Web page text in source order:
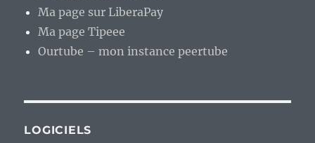
Ma page sur LiberaPay
Ma page Tipeee
Ourtube – mon instance peertube
LOGICIELS